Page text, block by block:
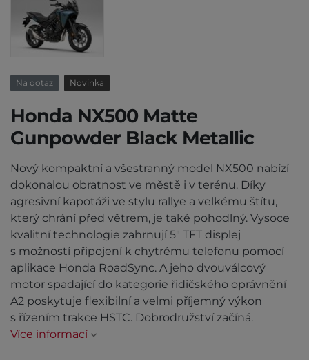
Na dotaz Novinka
Honda NX500 Matte
Gunpowder Black Metallic
Nový kompaktní a všestranný model NX500 nabízí
dokonalou obratnost ve městě i v terénu. Díky
agresivní kapotáži ve stylu rallye a velkému štítu,
který chrání před větrem, je také pohodlný. Vysoce
kvalitní technologie zahrnují 5" TFT displej
s možností připojení k chytrému telefonu pomocí
aplikace Honda RoadSync. A jeho dvouválcový
motor spadající do kategorie řidičského oprávnění
A2 poskytuje flexibilní a velmi příjemný výkon
s řízením trakce HSTC. Dobrodružství začíná.
Více informací